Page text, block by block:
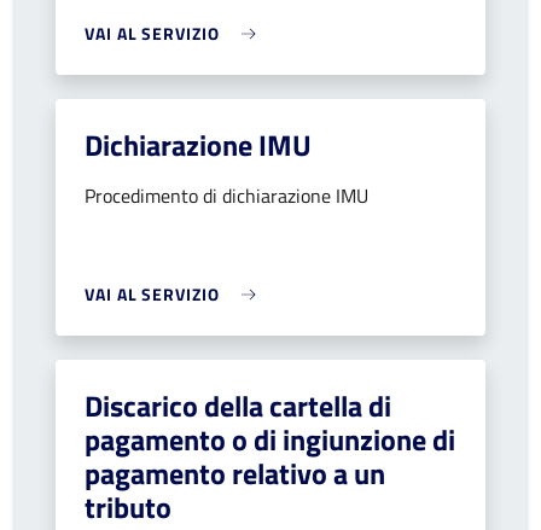
VAI AL SERVIZIO
Dichiarazione IMU
Procedimento di dichiarazione IMU
VAI AL SERVIZIO
Discarico della cartella di
pagamento o di ingiunzione di
pagamento relativo a un
tributo